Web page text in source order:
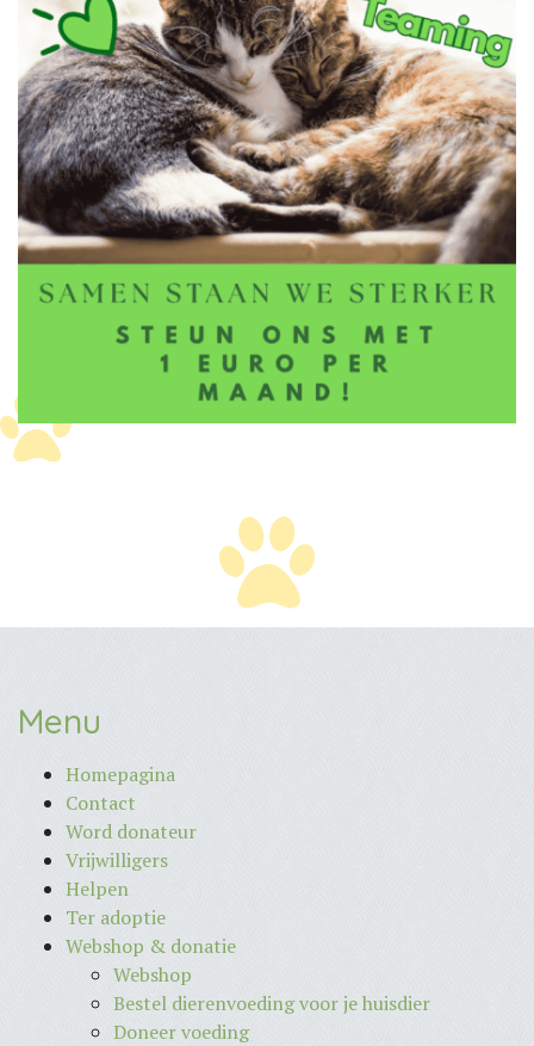
Menu
Homepagina
Contact
Word donateur
Vrijwilligers
Helpen
Ter adoptie
Webshop & donatie
Webshop
Bestel dierenvoeding voor je huisdier
Doneer voeding